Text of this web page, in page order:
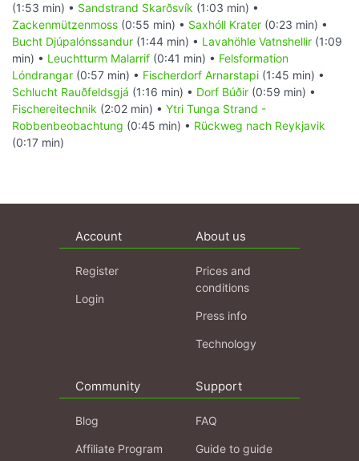
(1:53 min) • Sandstrand Skarðsvík (1:03 min) •
Zackenmützenmoss (0:55 min) • Saxhóll Krater (0:23 min) •
Bucht Djúpalónssandur (1:44 min) • Lavahöhle Vatnshellir (1:09
min) • Leuchtturm Malarrif (0:41 min) • Felsformation
Lóndrangar (0:57 min) • Fischerdorf Arnarstapi (1:45 min) •
Schlucht Rauðfeldsgjá (1:16 min) • Dorf Búðir (0:59 min) •
Fischereitechnik (2:02 min) • Ytri Tunga Strand -
Robbenbeobachtung (0:45 min) • Rückweg nach Reykjavik
(0:17 min)
Account
Register
Login
About us
Prices and
conditions
Press info
Technology
Community
Blog
Affiliate Program
Support
FAQ
Guide to guide